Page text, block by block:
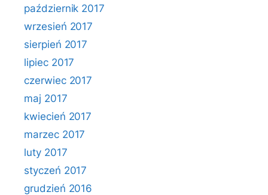
październik 2017
wrzesień 2017
sierpień 2017
lipiec 2017
czerwiec 2017
maj 2017
kwiecień 2017
marzec 2017
luty 2017
styczeń 2017
grudzień 2016